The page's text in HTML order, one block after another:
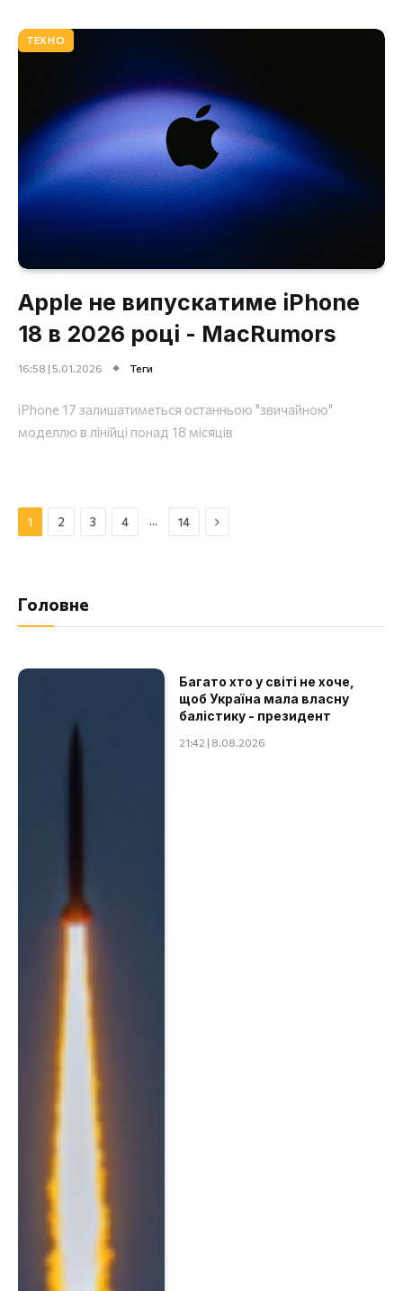
ТЕХНО
Apple не випускатиме iPhone
18 в 2026 році - MacRumors
16:58 | 5.01.2026 Теги
iPhone 17 залишатиметься останньою "звичайною"
моделлю в лінійці понад 18 місяців
1 2 3 4 … 14 Далі
Головне
Багато хто у світі не хоче,
щоб Україна мала власну
балістику - президент
21:42 | 8.08.2026